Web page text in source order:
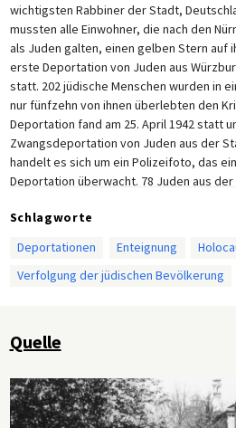
wichtigsten Rabbiner der Stadt,
mussten alle Einwohner, die nach den
als Juden galten, einen gelben Stern auf
erste Deportation von Juden aus
statt. 202 jüdische Menschen wurden in
nur fünfzehn von ihnen überlebten den
Deportation fand am 25. April 1942 statt
Zwangsdeportation von Juden aus der
handelt es sich um ein Polizeifoto, das
Deportation überwacht. 78 Juden aus
Vernichtungslager Sobibor in Polen. Wie
Abfahrtsbahnhof getrieben, wo sie nach
Wertgegenständen wie Schmuck
Schlagworte
Deportationen
Enteignung
Verfolgung der jüdischen Bevölkerung
Quelle